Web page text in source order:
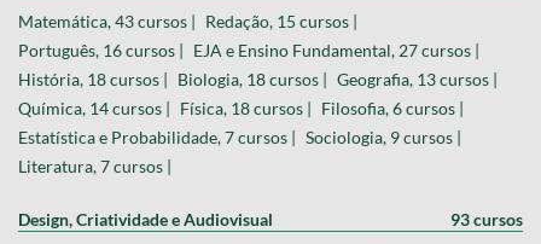
Matemática, 43 cursos | Redação, 15 cursos |
Português, 16 cursos | EJA e Ensino Fundamental, 27 cursos |
História, 18 cursos | Biologia, 18 cursos | Geografia, 13 cursos |
Química, 14 cursos | Física, 18 cursos | Filosofia, 6 cursos |
Estatística e Probabilidade, 7 cursos | Sociologia, 9 cursos |
Literatura, 7 cursos |
Design, Criatividade e Audiovisual 93 cursos